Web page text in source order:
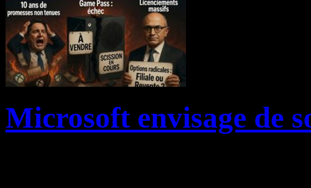
Microsoft envisage de